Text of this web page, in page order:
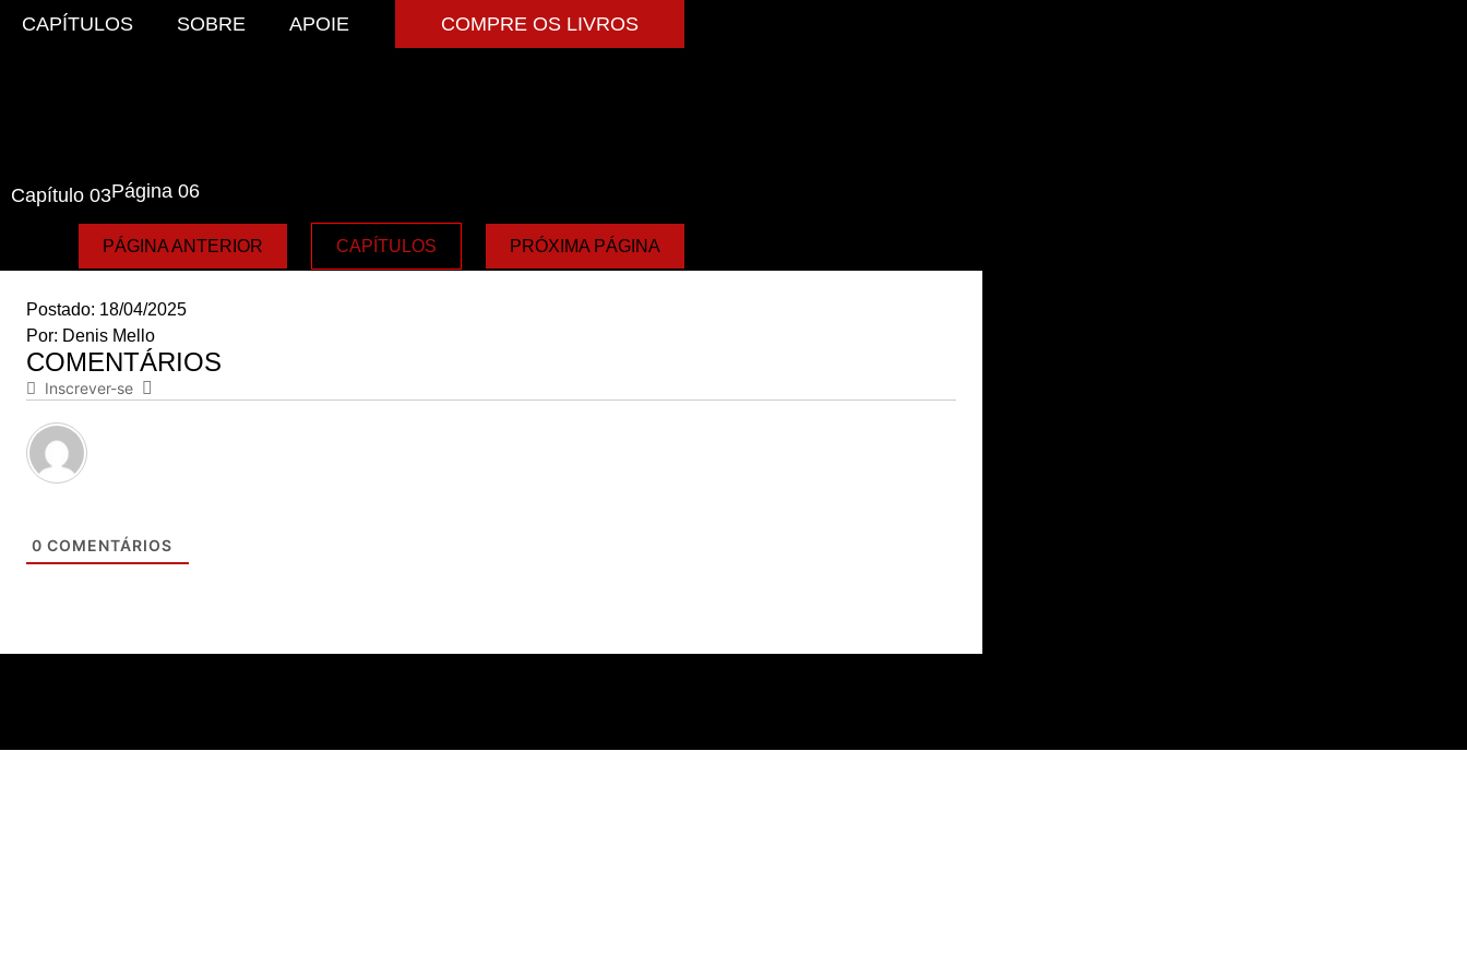
CAPÍTULOS SOBRE APOIE COMPRE OS LIVROS
Capítulo 03Página 06
PÁGINA ANTERIOR CAPÍTULOS PRÓXIMA PÁGINA
Postado: 18/04/2025
Por: Denis Mello
COMENTÁRIOS
Inscrever-se
0 COMENTÁRIOS